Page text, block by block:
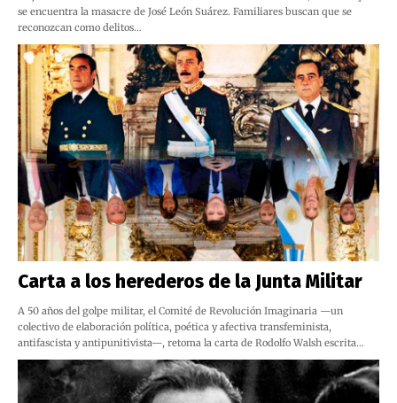
se encuentra la masacre de José León Suárez. Familiares buscan que se
reconozcan como delitos…
Carta a los herederos de la Junta Militar
A 50 años del golpe militar, el Comité de Revolución Imaginaria —un
colectivo de elaboración política, poética y afectiva transfeminista,
antifascista y antipunitivista—, retoma la carta de Rodolfo Walsh escrita…